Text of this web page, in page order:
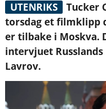
UTENRIKS
Tucker
torsdag et filmklipp
er tilbake i Moskva.
intervjuet
Lavrov.